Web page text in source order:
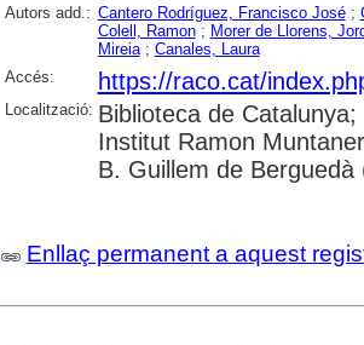
Autors add.: Cantero Rodríguez, Francisco José;
Colell, Ramon; Morer de Llorens,
Mireia; Canales, Laura
Accés:
https://raco.cat/
Localització: Biblioteca de
Institut Ramon
B. Guillem de Berguedà
Enllaç permanent a aquest